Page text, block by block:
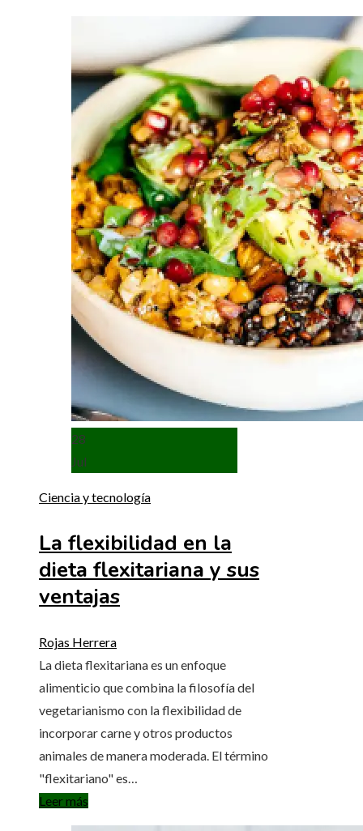
28
Jul
Ciencia y tecnología
La flexibilidad en la
dieta flexitariana y sus
ventajas
Rojas Herrera
La dieta flexitariana es un enfoque
alimenticio que combina la filosofía del
vegetarianismo con la flexibilidad de
incorporar carne y otros productos
animales de manera moderada. El término
"flexitariano" es…
Leer más